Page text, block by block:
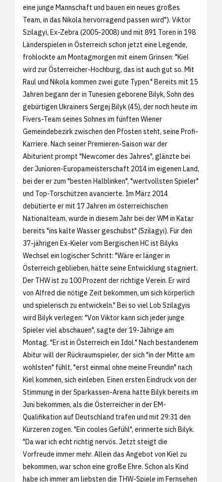
eine junge Mannschaft und bauen ein neues großes
Team, in das Nikola hervorragend passen wird"). Viktor
Szilagyi, Ex-Zebra (2005-2008) und mit 891 Toren in 198
Länderspielen in Österreich schon jetzt eine Legende,
frohlockte am Montagmorgen mit einem Grinsen: "Kiel
wird zur Österreicher-Hochburg, das ist auch gut so. Mit
Raul und Nikola kommen zwei gute Typen." Bereits mit 15
Jahren begann der in Tunesien geborene Bilyk, Sohn des
gebürtigen Ukrainers Sergej Bilyk (45), der noch heute im
Fivers-Team seines Sohnes im fünften Wiener
Gemeindebezirk zwischen den Pfosten steht, seine Profi-
Karriere. Nach seiner Premieren-Saison war der
Abiturient prompt "Newcomer des Jahres", glänzte bei
der Junioren-Europameisterschaft 2014 im eigenen Land,
bei der er zum "besten Halblinken", "wertvollsten Spieler"
und Top-Torschützen avancierte. Im März 2014
debütierte er mit 17 Jahren im österreichischen
Nationalteam, wurde in diesem Jahr bei der WM in Katar
bereits "ins kalte Wasser geschubst" (Szilagyi). Für den
37-jährigen Ex-Kieler vom Bergischen HC ist Bilyks
Wechsel ein logischer Schritt: "Wäre er länger in
Österreich geblieben, hätte seine Entwicklung stagniert.
Der THW ist zu 100 Prozent der richtige Verein. Er wird
von Alfred die nötige Zeit bekommen, um sich körperlich
und spielerisch zu entwickeln." Bei so viel Lob Szilagyis
wird Bilyk verlegen: "Von Viktor kann sich jeder junge
Spieler viel abschauen", sagte der 19-Jährige am
Montag. "Er ist in Österreich ein Idol." Nach bestandenem
Abitur will der Rückraumspieler, der sich "in der Mitte am
wohlsten" fühlt, "erst einmal ohne meine Freundin" nach
Kiel kommen, sich einleben. Einen ersten Eindruck von der
Stimmung in der Sparkassen-Arena hatte Bilyk bereits im
Juni bekommen, als die Österreicher in der EM-
Qualifikation auf Deutschland trafen und mit 29:31 den
Kürzeren zogen. "Ein cooles Gefühl", erinnerte sich Bilyk.
"Da war ich echt richtig nervös. Jetzt steigt die
Vorfreude immer mehr. Allein das Angebot von Kiel zu
bekommen, war schon eine große Ehre. Schon als Kind
habe ich immer am liebsten die THW-Spiele im Fernsehen